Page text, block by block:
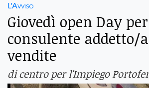
L'Avviso
Giovedì open Day per
consulente addetto/
vendite
di centro per l'Impiego